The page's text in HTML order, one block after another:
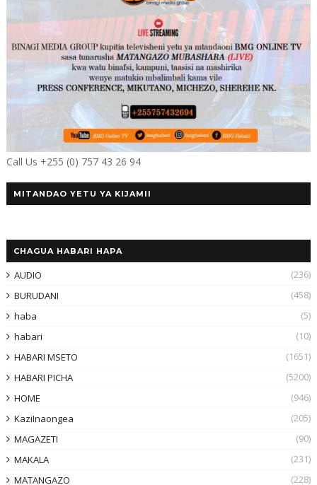
Call Us +255 (0) 757 43 26 94
MITANDAO YETU YA KIJAMII
CHAGUA HABARI HAPA
AUDIO
(236)
BURUDANI
(458)
haba
(5)
habari
(10)
HABARI MSETO
(1651)
HABARI PICHA
(5200)
HOME
(946)
KaziInaongea
(205)
MAGAZETI
(90)
MAKALA
(231)
MATANGAZO
(228)